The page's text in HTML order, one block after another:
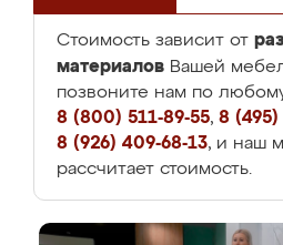
Стоимость зависит от
материалов Вашей
позвоните нам по
8 (800) 511-89-55, 8 (495)
8 (926) 409-68-13, и наш
рассчитает стоимость.